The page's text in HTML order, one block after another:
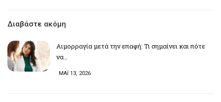
Διαβάστε ακόμη
Αιμορραγία μετά την επαφή: Τι σημαίνει και πότε
να…
ΜΑΪ 13, 2026